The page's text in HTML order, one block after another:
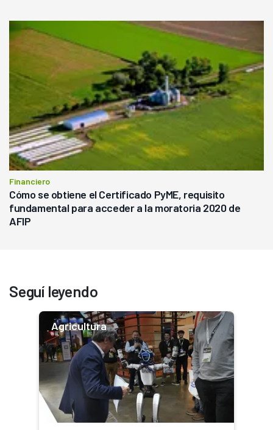
Financiero
Cómo se obtiene el Certificado PyME, requisito
fundamental para acceder a la moratoria 2020 de
AFIP
Seguí leyendo
Agricultura